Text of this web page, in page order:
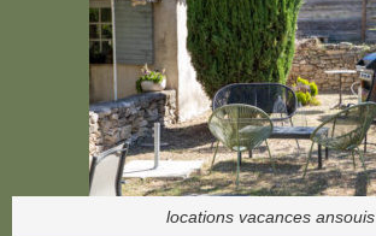
locations vacances ansouis